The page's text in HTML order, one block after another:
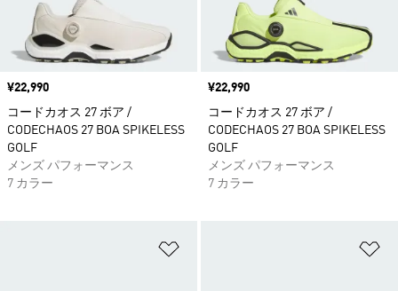
価格
¥22,990
コードカオス 27 ボア /
CODECHAOS 27 BOA SPIKELESS
GOLF
メンズ パフォーマンス
7 カラー
価格
¥22,990
コードカオス 27 ボア /
CODECHAOS 27 BOA SPIKELESS
GOLF
メンズ パフォーマンス
7 カラー